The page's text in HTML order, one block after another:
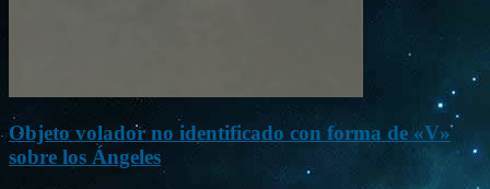
Objeto volador no identificado con forma de «V»
sobre los Ángeles